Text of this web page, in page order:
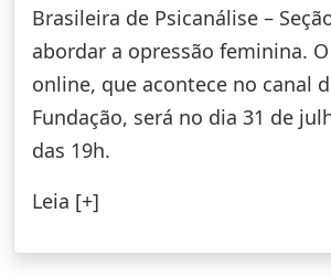
Brasileira de Psicanálise –
abordar a opressão feminina.
online, que acontece no canal
Fundação, será no dia 31 de
das 19h.
Leia [+]